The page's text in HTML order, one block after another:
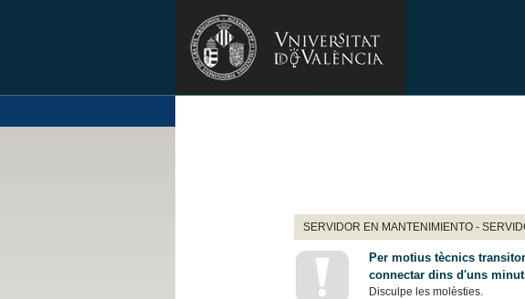
SERVIDOR EN MANTENIMIENTO -
Per motius tècnics
connectar dins d'uns
Disculpe les molèsties.